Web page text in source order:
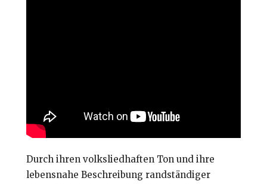
Durch ihren volksliedhaften Ton und ihre
lebensnahe Beschreibung randständiger